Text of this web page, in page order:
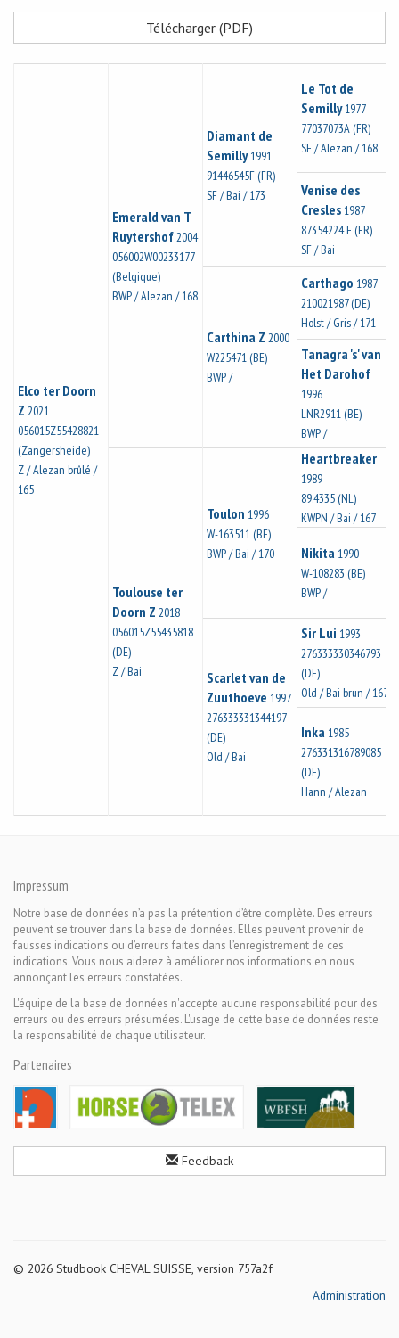
Télécharger (PDF)
Elco ter Doorn
Z 2021
056015Z55428821
(Zangersheide)
Z / Alezan brûlé /
165
Emerald van T
Ruytershof2004
056002W00233177
(Belgique)
BWP / Alezan / 168
Diamant de
Semilly 1991
91446545F (FR)
SF / Bai / 173
Le Tot de
Semilly 1977
77037073A (FR)
SF / Alezan / 168
Venise des
Cresles 1987
87354224 F (FR)
SF / Bai
Carthina Z 2000
W225471 (BE)
BWP /
Carthago 1987
210021987 (DE)
Holst / Gris / 171
Tanagra 's' van
Het Darohof
1996
LNR2911 (BE)
BWP /
Toulouse ter
Doorn Z 2018
056015Z55435818
(DE)
Z / Bai
Toulon 1996
W-163511 (BE)
BWP / Bai / 170
Heartbreaker
1989
89.4335 (NL)
KWPN / Bai / 167
Nikita 1990
W-108283 (BE)
BWP /
Scarlet van de
Zuuthoeve 1997
276333331344197
(DE)
Old / Bai
Sir Lui 1993
276333330346793
(DE)
Old / Bai brun / 167
Inka 1985
276331316789085
(DE)
Hann / Alezan
Impressum
Notre base de données n’a pas la prétention d’être complète. Des erreurs
peuvent se trouver dans la base de données. Elles peuvent provenir de
fausses indications ou d’erreurs faites dans l’enregistrement de ces
indications. Vous nous aiderez à améliorer nos informations en nous
annonçant les erreurs constatées.
L'équipe de la base de données n'accepte aucune responsabilité pour des
erreurs ou des erreurs présumées. L'usage de cette base de données reste
la responsabilité de chaque utilisateur.
Partenaires
Feedback
© 2026 Studbook CHEVAL SUISSE, version 757a2f
Administration